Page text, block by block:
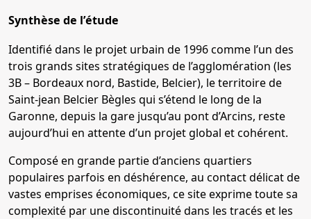
Synthèse de l’étude
Identifié dans le projet urbain de 1996 comme l’un des
trois grands sites stratégiques de l’agglomération (les
3B – Bordeaux nord, Bastide, Belcier), le territoire de
Saint-jean Belcier Bègles qui s’étend le long de la
Garonne, depuis la gare jusqu’au pont d’Arcins, reste
aujourd’hui en attente d’un projet global et cohérent.
Composé en grande partie d’anciens quartiers
populaires parfois en déshérence, au contact délicat de
vastes emprises économiques, ce site exprime toute sa
complexité par une discontinuité dans les tracés et les